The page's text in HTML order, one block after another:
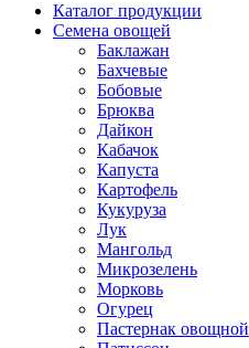
Каталог продукции
Семена овощей
Баклажан
Бахчевые
Бобовые
Брюква
Дайкон
Кабачок
Капуста
Картофель
Кукуруза
Лук
Мангольд
Микрозелень
Морковь
Огурец
Пастернак овощной